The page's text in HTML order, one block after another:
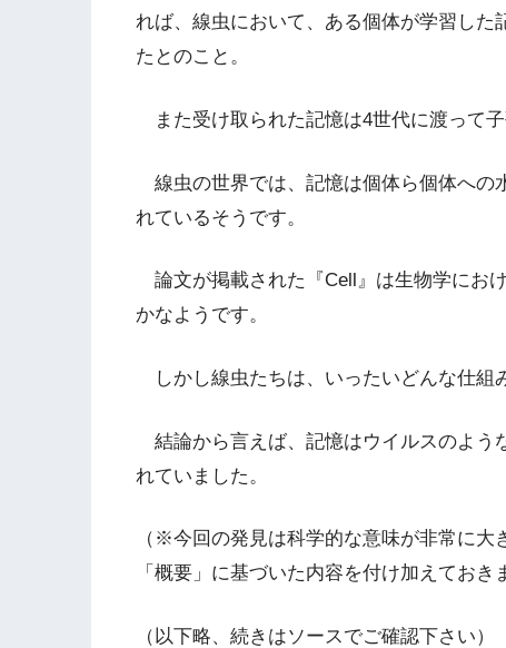
れば、線虫において、ある個体が学習した
たとのこと。
また受け取られた記憶は4世代に渡って子
線虫の世界では、記憶は個体ら個体への
れているそうです。
論文が掲載された『Cell』は生物学にお
かなようです。
しかし線虫たちは、いったいどんな仕組
結論から言えば、記憶はウイルスのよう
れていました。
（※今回の発見は科学的な意味が非常に
「概要」に基づいた内容を付け加えておき
（以下略、続きはソースでご確認下さい）